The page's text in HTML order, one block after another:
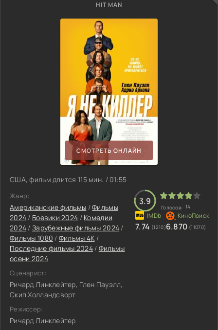
HIT MAN
СМОТРЕТЬ ОНЛАЙН
США, фильм длится 115 мин. / 01:55
Жанр:
Американские фильмы /Фильмы
2024 / Боевики 2024 / Комедии
2024 / Зарубежные фильмы 2024 /
Фильмы 1080 / Фильмы 4K /
Последние фильмы 2024/ Фильмы
осени 2024
Сценарист:
Ричард Линклейтер, Глен Пауэлл,
Скип Холландсворт
Режиссер:
Ричард Линклейтер
3.9
Голосов: 14
7.74 (1210)6.870 (11070)